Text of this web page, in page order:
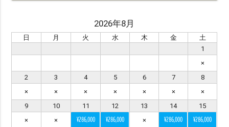
2026年8月
日 月 火 水 木 金
土
1
×
2
3 4 5 6 7
8
×
× × × × ×
×
9
10 11 12 13 14
15
×
× ¥286,000 ¥286,000 × ¥286,000 ¥286,000
星空
アクティビティー サンライズ プロポーズ
シーンで選ぶ